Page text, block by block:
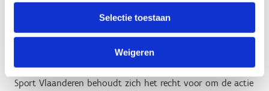
Selectie toestaan
Weigeren
of verificatiedoeleinden.
Deze gegevens worden verwerkt volgens het
privacybeleid van Sport Vlaanderen.
Wijziging of beëindiging van de actie
Sport Vlaanderen behoudt zich het recht voor om de actie